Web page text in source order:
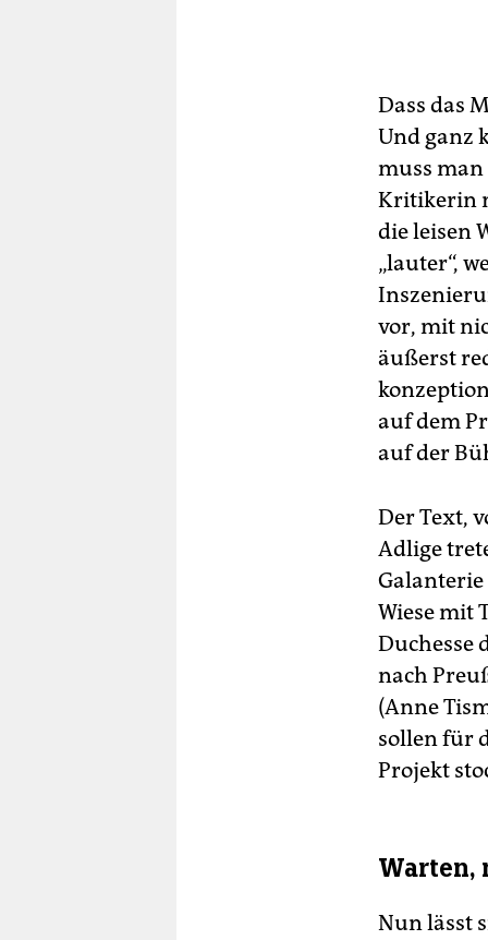
Dass das
Und ganz
muss
Kritikerin
die leisen
„lauter“,
vor, mit
äußerst
auf dem
auf der
Der Text,
Adlige
Galanterie
Wiese mit
Duchesse
nach
(Anne
sollen für
Projekt
Warten,
Nun lässt